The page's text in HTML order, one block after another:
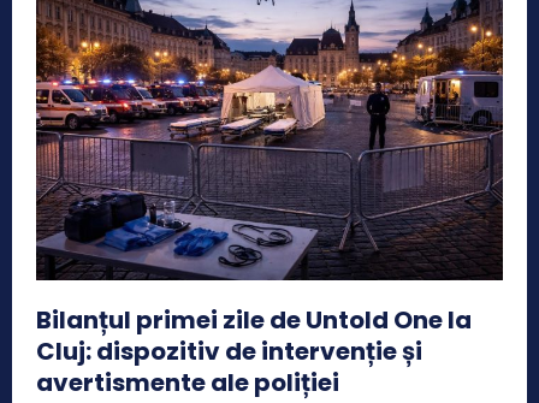
Bilanțul primei zile de Untold One la
Cluj: dispozitiv de intervenție și
avertismente ale poliției